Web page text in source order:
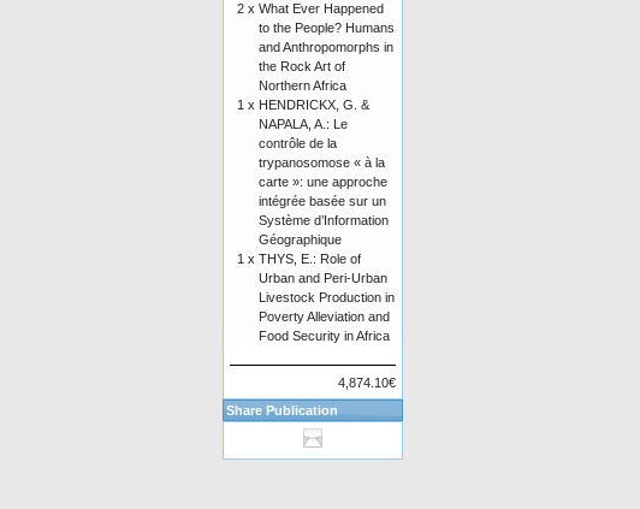
2 x What Ever Happened
to the People? Humans
and Anthropomorphs in
the Rock Art of
Northern Africa
1 x HENDRICKX, G. &
NAPALA, A.: Le
contrôle de la
trypanosomose « à la
carte »: une approche
intégrée basée sur un
Système d’Information
Géographique
1 x THYS, E.: Role of
Urban and Peri-Urban
Livestock Production in
Poverty Alleviation and
Food Security in Africa
4,874.10€
Share Publication